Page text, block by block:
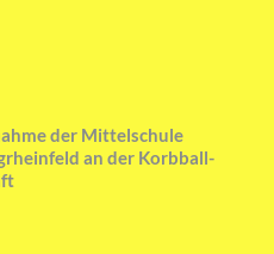
der Mittelschule
an der Korbball-